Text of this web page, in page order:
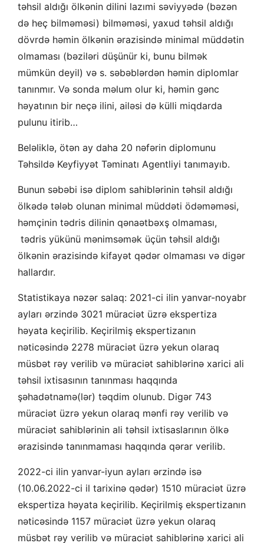
təhsil aldığı ölkənin dilini lazımi səviyyədə (bəzən
də heç bilməməsi) bilməməsi, yaxud təhsil aldığı
dövrdə həmin ölkənin ərazisində minimal müddətin
olmaması (bəziləri düşünür ki, bunu bilmək
mümkün deyil) və s. səbəblərdən həmin diplomlar
tanınmır. Və sonda məlum olur ki, həmin gənc
həyatının bir neçə ilini, ailəsi də külli miqdarda
pulunu itirib…
Beləliklə, ötən ay daha 20 nəfərin diplomunu
Təhsildə Keyfiyyət Təminatı Agentliyi tanımayıb.
Bunun səbəbi isə diplom sahiblərinin təhsil aldığı
ölkədə tələb olunan minimal müddəti ödəməməsi,
həmçinin tədris dilinin qənaətbəxş olmaması,
tədris yükünü mənimsəmək üçün təhsil aldığı
ölkənin ərazisində kifayət qədər olmaması və digər
hallardır.
Statistikaya nəzər salaq: 2021-ci ilin yanvar-noyabr
ayları ərzində 3021 müraciət üzrə ekspertiza
həyata keçirilib. Keçirilmiş ekspertizanın
nəticəsində 2278 müraciət üzrə yekun olaraq
müsbət rəy verilib və müraciət sahiblərinə xarici ali
təhsil ixtisasının tanınması haqqında
şəhadətnamə(lər) təqdim olunub. Digər 743
müraciət üzrə yekun olaraq mənfi rəy verilib və
müraciət sahiblərinin ali təhsil ixtisaslarının ölkə
ərazisində tanınmaması haqqında qərar verilib.
2022-ci ilin yanvar-iyun ayları ərzində isə
(10.06.2022-ci il tarixinə qədər) 1510 müraciət üzrə
ekspertiza həyata keçirilib. Keçirilmiş ekspertizanın
nəticəsində 1157 müraciət üzrə yekun olaraq
müsbət rəy verilib və müraciət sahiblərinə xarici ali